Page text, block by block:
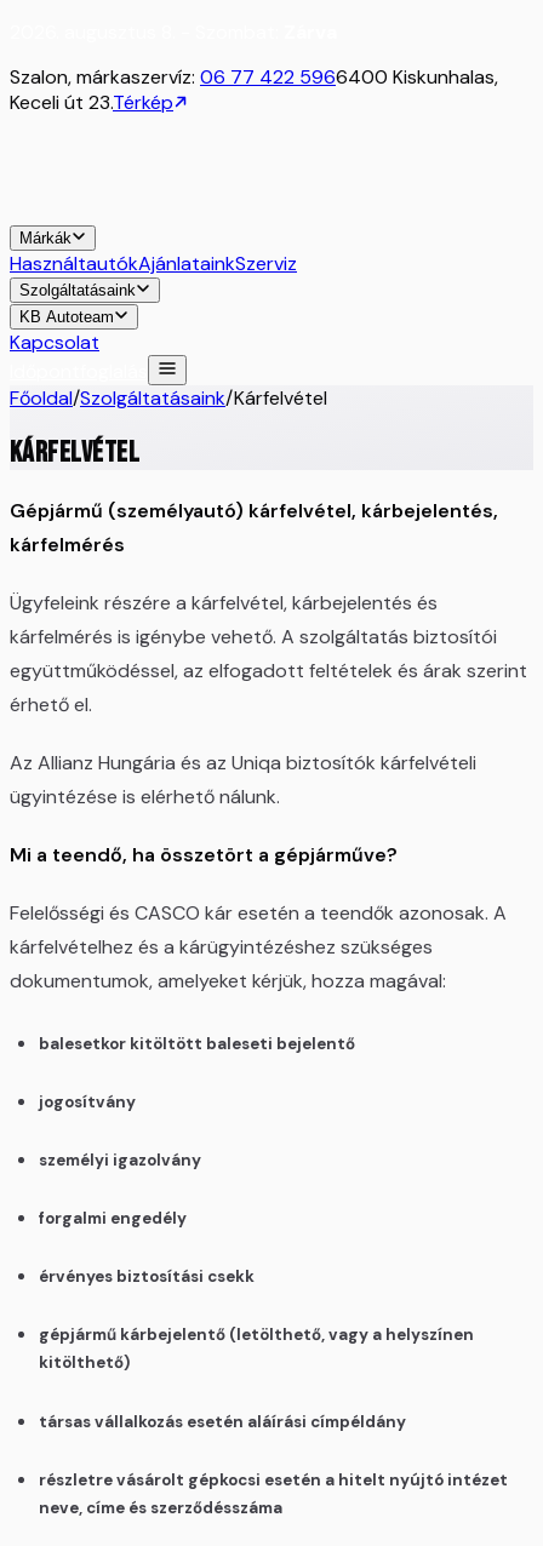
Szalon, márkaszervíz: 06 77 422 5966400 Kiskunhalas,
Keceli út 23.Térkép
Márkák
HasználtautókAjánlatainkSzerviz
Szolgáltatásaink
KB Autoteam
Kapcsolat
Főoldal/Szolgáltatásaink/Kárfelvétel
Kárfelvétel
Gépjármű (személyautó) kárfelvétel, kárbejelentés,
kárfelmérés
Ügyfeleink részére a kárfelvétel, kárbejelentés és
kárfelmérés is igénybe vehető. A szolgáltatás biztosítói
együttműködéssel, az elfogadott feltételek és árak szerint
érhető el.
Az Allianz Hungária és az Uniqa biztosítók kárfelvételi
ügyintézése is elérhető nálunk.
Mi a teendő, ha összetört a gépjárműve?
Felelősségi és CASCO kár esetén a teendők azonosak. A
kárfelvételhez és a kárügyintézéshez szükséges
dokumentumok, amelyeket kérjük, hozza magával:
balesetkor kitöltött baleseti bejelentő
jogosítvány
személyi igazolvány
forgalmi engedély
érvényes biztosítási csekk
gépjármű kárbejelentő (letölthető, vagy a helyszínen
kitölthető)
társas vállalkozás esetén aláírási címpéldány
részletre vásárolt gépkocsi esetén a hitelt nyújtó intézet
neve, címe és szerződésszáma